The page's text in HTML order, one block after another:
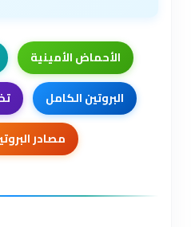
الأحماض الأمينية
البروتين الكامل
مصادر